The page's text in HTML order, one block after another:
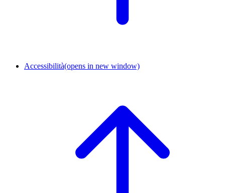
Accessibilità(opens in new window)